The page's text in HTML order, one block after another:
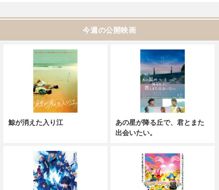
今週の公開映画
鯨が消えた入り江
あの星が降る丘で、君とまた
出会いたい。